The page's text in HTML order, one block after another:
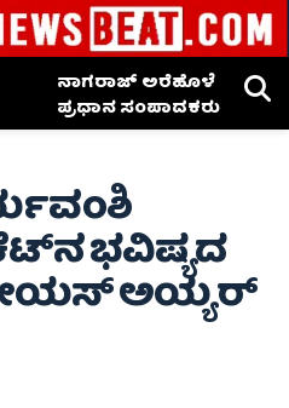
ನಾಗರಾಜ್ ಅರೆಹೊಳೆ
ಪ್ರಧಾನ ಸಂಪಾದಕರು
ಭವಿಷ್ಯದ
ಅಯ್ಯರ್